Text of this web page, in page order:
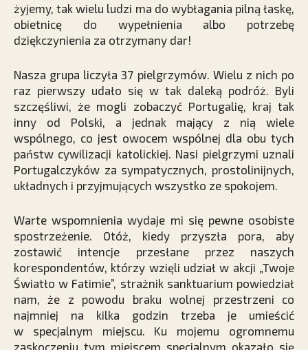
żyjemy, tak wielu ludzi ma do wybłagania pilną łaskę,
obietnicę do wypełnienia albo potrzebę
dziękczynienia za otrzymany dar!
Nasza grupa liczyła 37 pielgrzymów. Wielu z nich po
raz pierwszy udało się w tak daleką podróż. Byli
szczęśliwi, że mogli zobaczyć Portugalię, kraj tak
inny od Polski, a jednak mający z nią wiele
wspólnego, co jest owocem wspólnej dla obu tych
państw cywilizacji katolickiej. Nasi pielgrzymi uznali
Portugalczyków za sympatycznych, prostolinijnych,
układnych i przyjmujących wszystko ze spokojem.
Warte wspomnienia wydaje mi się pewne osobiste
spostrzeżenie. Otóż, kiedy przyszła pora, aby
zostawić intencje przesłane przez naszych
korespondentów, którzy wzięli udział w akcji „Twoje
Światło w Fatimie”, strażnik sanktuarium powiedział
nam, że z powodu braku wolnej przestrzeni co
najmniej na kilka godzin trzeba je umieścić
w specjalnym miejscu. Ku mojemu ogromnemu
zaskoczeniu tym miejscem specjalnym okazało się